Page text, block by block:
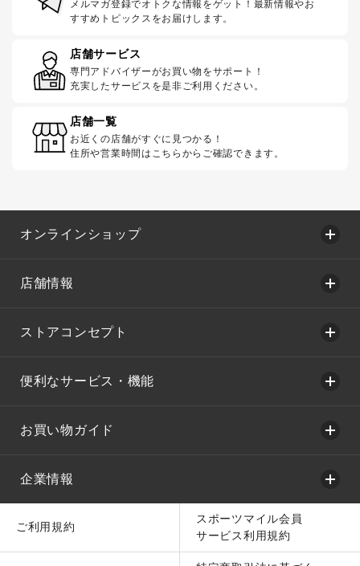
メルマガ登録でオトクな情報をゲット！最新情報やお
すすめトピックスをお届けします。
店舗サービス
専門アドバイザーがお買い物をサポート！
充実したサービスを是非ご利用ください。
店舗一覧
お近くの店舗がすぐに見つかる！
住所や営業時間はこちらからご確認できます。
オンラインショップ
店舗情報
ストアコンセプト
便利なサービス・機能
お買い物ガイド
企業情報
ご利用規約
スポーツマイル会員
サービス利用規約